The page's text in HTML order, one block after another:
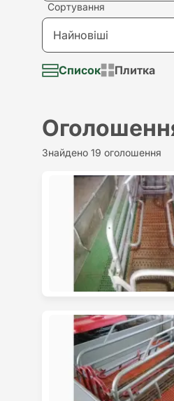
Здам в оренду
Візьму в аренду
Потрібна послуга
Сортування
Найновіші
Найновіші
Найдорожчий
Найдешевший
Список Плитка
Знайдено 19 оголошення